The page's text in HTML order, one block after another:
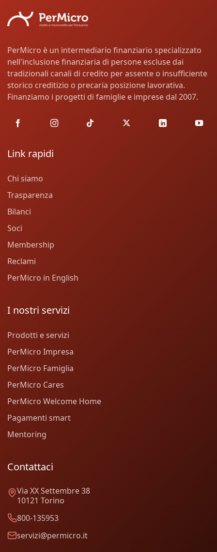
PerMicro è un intermediario finanziario specializzato
nell'inclusione finanziaria di persone escluse dai
tradizionali canali di credito per assente o insufficiente
storico creditizio o precaria posizione lavorativa.
Finanziamo i progetti di famiglie e imprese dal 2007.
Link rapidi
Chi siamo
Trasparenza
Bilanci
Soci
Membership
Reclami
PerMicro in English
I nostri servizi
Prodotti e servizi
PerMicro Impresa
PerMicro Famiglia
PerMicro Cares
PerMicro Welcome Home
Pagamenti smart
Mentoring
Contattaci
Via XX Settembre 38
10121 Torino
800-135953
servizi@permicro.it